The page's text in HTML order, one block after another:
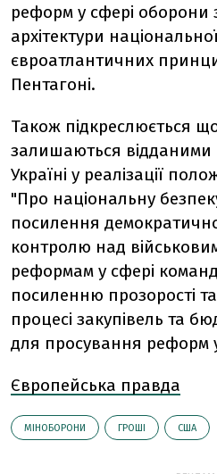
реформ у сфері
архітектури
євроатлантичних
Пентагоні.
Також підкреслюється
залишаються
Україні у реалізації
"Про національну
посилення
контролю над
реформам у сфері
посиленню прозорості та
процесі закупівель та
для просування реформ
Європейська правда
МІНОБОРОНИ ГРОШІ США